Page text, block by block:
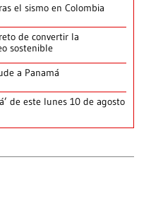
el sismo en Colombia
de convertir la
sostenible
a Panamá
de este lunes 10 de agosto